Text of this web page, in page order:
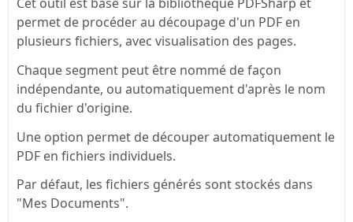
permet de procéder au découpage d'un PDF en
plusieurs fichiers, avec visualisation des pages.
Chaque segment peut être nommé de façon
indépendante, ou automatiquement d'après le nom
du fichier d'origine.
Une option permet de découper automatiquement le
PDF en fichiers individuels.
Par défaut, les fichiers générés sont stockés dans
"Mes Documents".